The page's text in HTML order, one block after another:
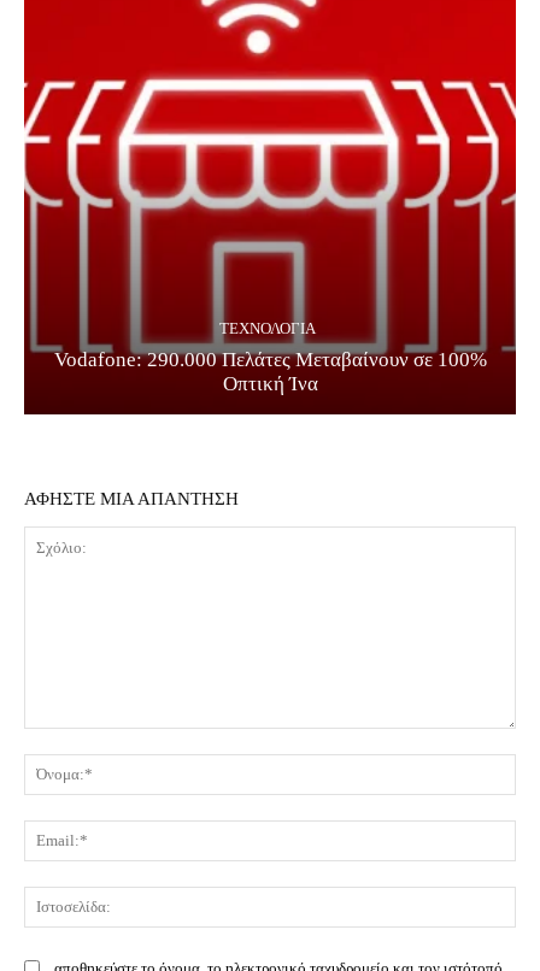
ΤΕΧΝΟΛΟΓΊΑ
Vodafone: 290.000 Πελάτες Μεταβαίνουν σε 100%
Οπτική Ίνα
ΑΦΗΣΤΕ ΜΙΑ ΑΠΑΝΤΗΣΗ
αποθηκεύστε το όνομα, το ηλεκτρονικό ταχυδρομείο και τον ιστότοπό